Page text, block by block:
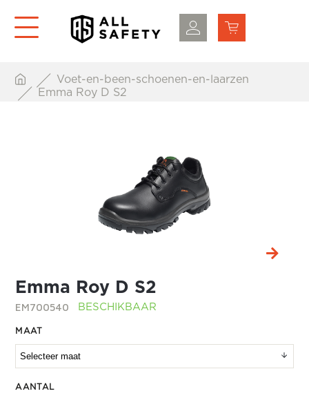
Voet-en-been-schoenen-en-laarzen
Emma Roy D S2
Emma Roy D S2
EM700540 BESCHIKBAAR
MAAT
AANTAL